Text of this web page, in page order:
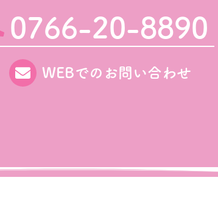
0766-20-8890
WEBでのお問い合わせ